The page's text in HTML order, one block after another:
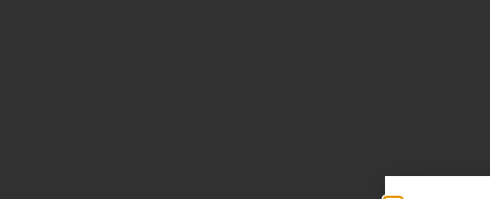
Lorem ipsum dolor sit amet,